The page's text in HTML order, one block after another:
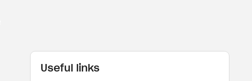
Useful links